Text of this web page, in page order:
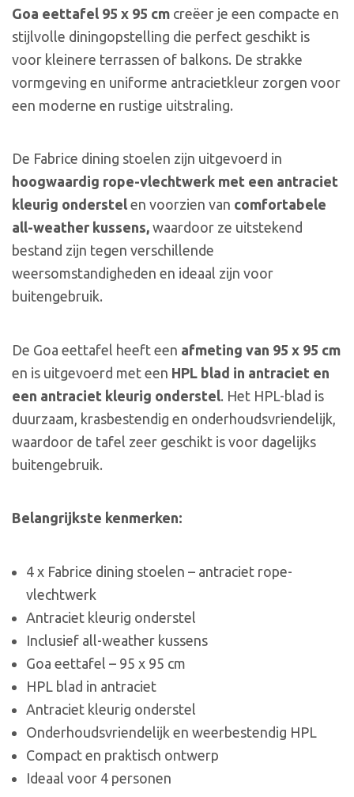
Goa eettafel 95 x 95 cm creëer je een compacte en
stijlvolle diningopstelling die perfect geschikt is
voor kleinere terrassen of balkons. De strakke
vormgeving en uniforme antracietkleur zorgen voor
een moderne en rustige uitstraling.
De Fabrice dining stoelen zijn uitgevoerd in
hoogwaardig rope-vlechtwerk met een antraciet
kleurig onderstel en voorzien van comfortabele
all-weather kussens, waardoor ze uitstekend
bestand zijn tegen verschillende
weersomstandigheden en ideaal zijn voor
buitengebruik.
De Goa eettafel heeft een afmeting van 95 x 95 cm
en is uitgevoerd met een HPL blad in antraciet en
een antraciet kleurig onderstel. Het HPL-blad is
duurzaam, krasbestendig en onderhoudsvriendelijk,
waardoor de tafel zeer geschikt is voor dagelijks
buitengebruik.
Belangrijkste kenmerken:
4 x Fabrice dining stoelen – antraciet rope-
vlechtwerk
Antraciet kleurig onderstel
Inclusief all-weather kussens
Goa eettafel – 95 x 95 cm
HPL blad in antraciet
Antraciet kleurig onderstel
Onderhoudsvriendelijk en weerbestendig HPL
Compact en praktisch ontwerp
Ideaal voor 4 personen